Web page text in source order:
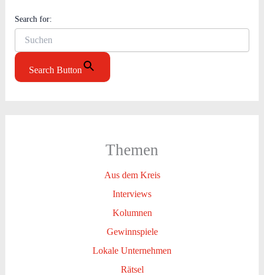
Search for:
Search Button
Themen
Aus dem Kreis
Interviews
Kolumnen
Gewinnspiele
Lokale Unternehmen
Rätsel